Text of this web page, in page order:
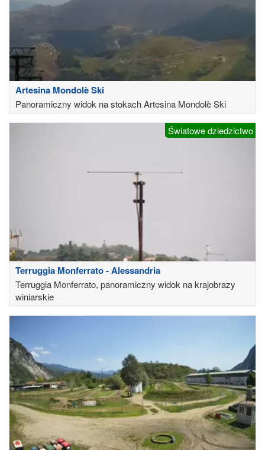
Artesina Mondolè Ski
Panoramiczny widok na stokach Artesina Mondolè Ski
Światowe dziedzictwo
Terruggia Monferrato - Alessandria
Terruggia Monferrato, panoramiczny widok na krajobrazy
winiarskie